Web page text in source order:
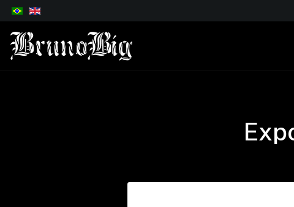
Selecione o seu idioma